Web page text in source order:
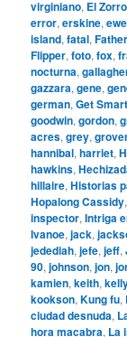
virginiano, El Zorro
error,erskine,
island,fatal,
Flipper,foto,fox,
nocturna,
gazzara,gene,
german,Get Smart
goodwin,gordon,
acres,grey,
hannibal,harriet,
hawkins,
hillaire,Historias
Hopalong Cassidy
inspector,Intriga
Ivanoe,jack,
jedediah,jefe,jeff,
90,johnson,jon,
kamien,keith,
kookson,Kung fu,
ciudad desnuda,
hora macabra, La